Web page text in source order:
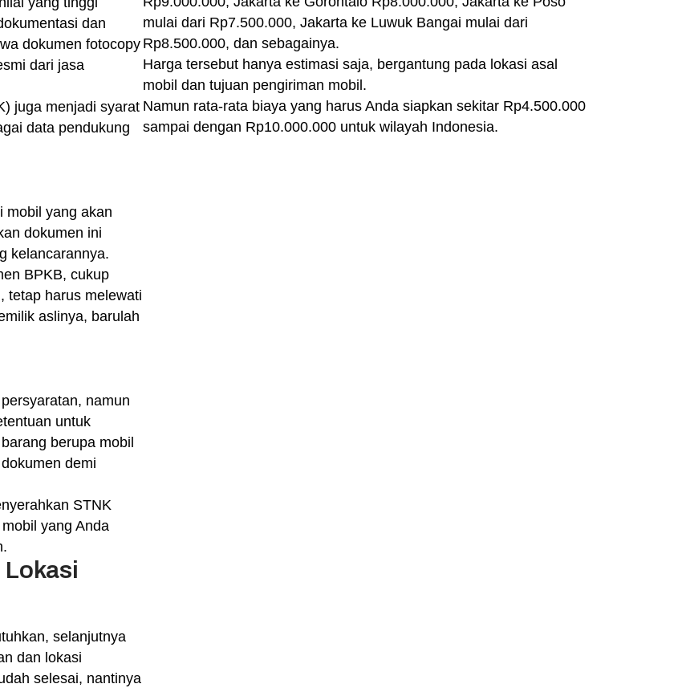
dan
dokumen fotocopy
dari jasa
juga menjadi syarat
data pendukung
mobil yang akan
dokumen ini
kelancarannya.
BPKB, cukup
tetap harus melewati
aslinya, barulah
namun
untuk
berupa mobil
demi
STNK
yang Anda
selanjutnya
dan lokasi
selesai, nantinya
mulai dari Rp7.500.000, Jakarta ke Luwuk Bangai mulai dari
Rp8.500.000, dan sebagainya.
Harga tersebut hanya estimasi saja, bergantung pada lokasi asal
mobil dan tujuan pengiriman mobil.
Namun rata-rata biaya yang harus Anda siapkan sekitar Rp4.500.000
sampai dengan Rp10.000.000 untuk wilayah Indonesia.